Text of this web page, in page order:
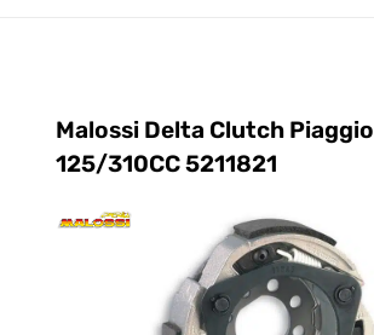
Malossi Delta Clutch Piaggio
125/310CC 5211821